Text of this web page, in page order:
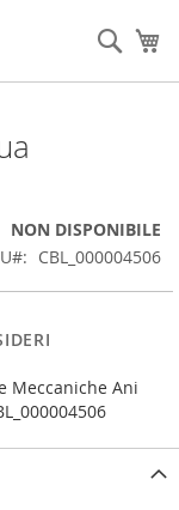
Cerca
NON DISPONIBILE
CBL_000004506
Meccaniche Ani